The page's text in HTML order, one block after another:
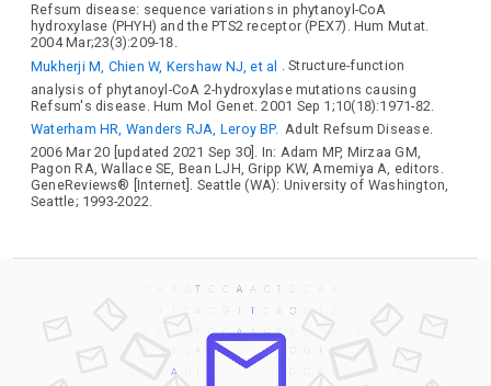
Refsum disease: sequence variations in phytanoyl-CoA
hydroxylase (PHYH) and the PTS2 receptor (PEX7). Hum Mutat.
2004 Mar;23(3):209-18.
Mukherji M, Chien W, Kershaw NJ, et al . Structure-function
analysis of phytanoyl-CoA 2-hydroxylase mutations causing
Refsum's disease. Hum Mol Genet. 2001 Sep 1;10(18):1971-82.
Waterham HR, Wanders RJA, Leroy BP. Adult Refsum Disease.
2006 Mar 20 [updated 2021 Sep 30]. In: Adam MP, Mirzaa GM,
Pagon RA, Wallace SE, Bean LJH, Gripp KW, Amemiya A, editors.
GeneReviews® [Internet]. Seattle (WA): University of Washington,
Seattle; 1993-2022.